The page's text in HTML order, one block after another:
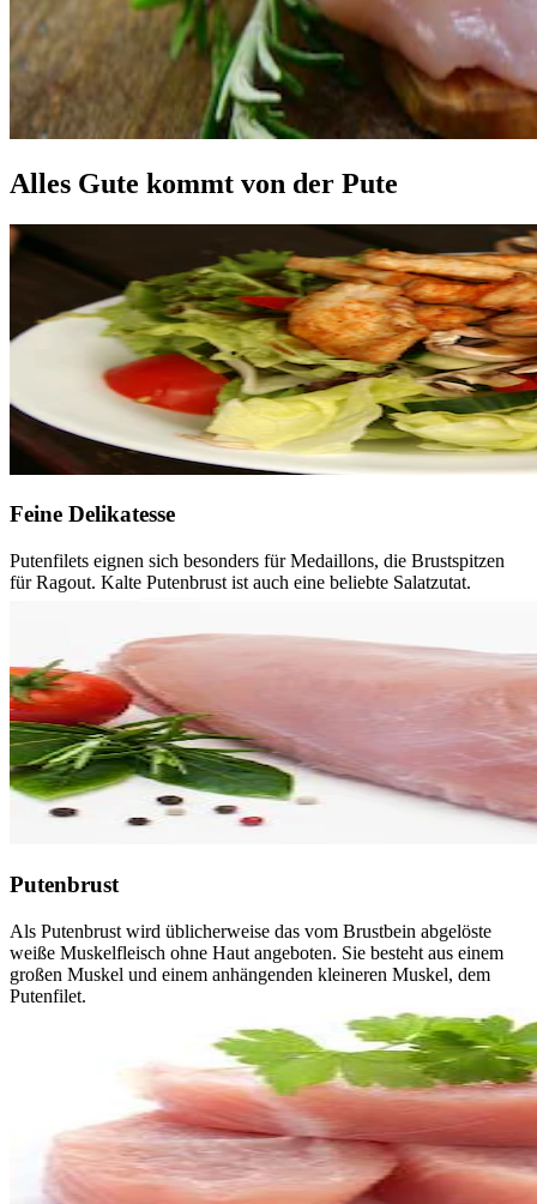
Alles Gute kommt von der Pute
Feine Delikatesse
Putenfilets eignen sich besonders für Medaillons, die Brustspitzen
für Ragout. Kalte Putenbrust ist auch eine beliebte Salatzutat.
Putenbrust
Als Putenbrust wird üblicherweise das vom Brustbein abgelöste
weiße Muskelfleisch ohne Haut angeboten. Sie besteht aus einem
großen Muskel und einem anhängenden kleineren Muskel, dem
Putenfilet.